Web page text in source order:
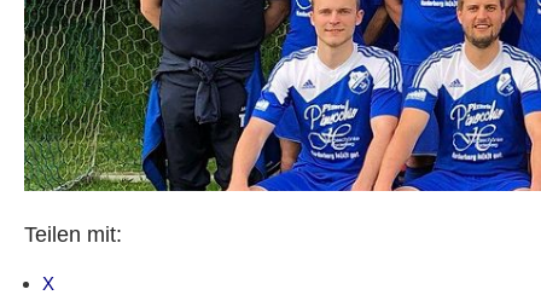
Teilen mit:
X